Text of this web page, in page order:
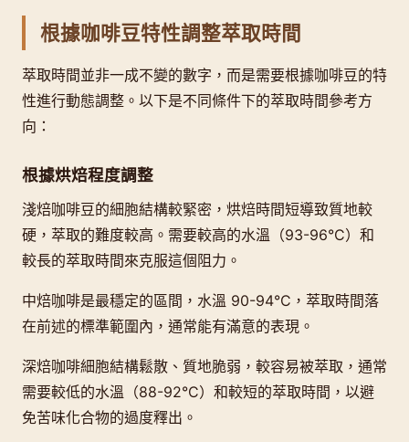
根據咖啡豆特性調整萃取時間
萃取時間並非一成不變的數字，而是需要根據咖啡豆的特
性進行動態調整。以下是不同條件下的萃取時間參考方
向：
根據烘焙程度調整
淺焙咖啡豆的細胞結構較緊密，烘焙時間短導致質地較
硬，萃取的難度較高。需要較高的水溫（93-96°C）和
較長的萃取時間來克服這個阻力。
中焙咖啡是最穩定的區間，水溫 90-94°C，萃取時間落
在前述的標準範圍內，通常能有滿意的表現。
深焙咖啡細胞結構鬆散、質地脆弱，較容易被萃取，通常
需要較低的水溫（88-92°C）和較短的萃取時間，以避
免苦味化合物的過度釋出。